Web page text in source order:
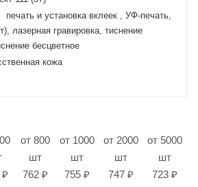
печать и установка вклеек , УФ-печать,
лазерная гравировка, тиснение
бесцветное
кожа
₽
от 800
шт
762 ₽
от 1000
шт
755 ₽
от 2000
шт
747 ₽
от 5000
шт
723 ₽